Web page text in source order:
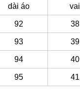
dài áo vai
92 38
93 39
94 40
95 41